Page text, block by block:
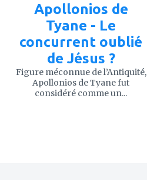
Apollonios de
Tyane - Le
concurrent oublié
de Jésus ?
Figure méconnue de l’Antiquité,
Apollonios de Tyane fut
considéré comme un...